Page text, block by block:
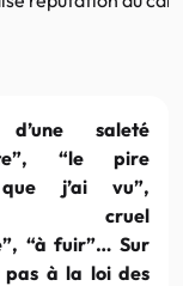
d’une saleté
“le pire
j’ai vu”,
cruel
“à fuir”… Sur
pas à la loi des